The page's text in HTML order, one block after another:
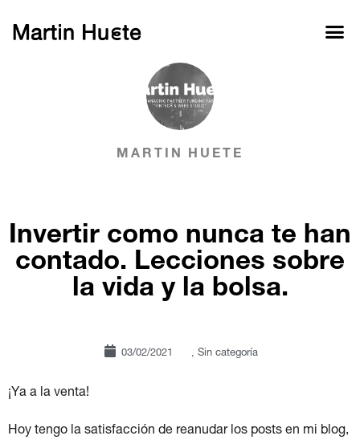
MARTIN HUETE
Invertir como nunca te han
contado. Lecciones sobre
la vida y la bolsa.
03/02/2021 , Sin categoría
¡Ya a la venta!
Hoy tengo la satisfacción de reanudar los posts en mi blog,